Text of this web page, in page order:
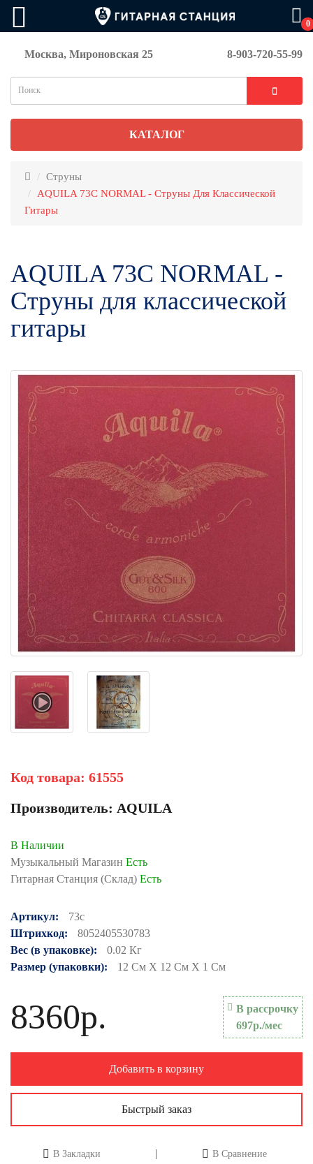
0
Москва, Мироновская 25 8-903-720-55-99
КАТАЛОГ
Струны
AQUILA 73C NORMAL - Струны Для Классической
Гитары
AQUILA 73C NORMAL -
Струны для классической
гитары
Код товара: 61555
Производитель: AQUILA
В Наличии
Музыкальный Магазин Есть
Гитарная Станция (Склад) Есть
Артикул:
73c
Штрихкод:
8052405530783
Вес (в упаковке):
0.02 Кг
Размер (упаковки):
12 См X 12 См X 1 См
8360р.
В рассрочку
697р./мес
Добавить в корзину
Быстрый заказ
В Закладки В Сравнение